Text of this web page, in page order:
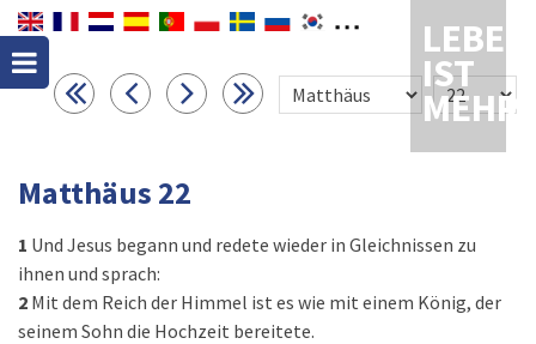
LEBEN
IST
MEHR
Matthäus 22
1 Und Jesus begann und redete wieder in Gleichnissen zu
ihnen und sprach:
2 Mit dem Reich der Himmel ist es wie mit einem König, der
seinem Sohn die Hochzeit bereitete.